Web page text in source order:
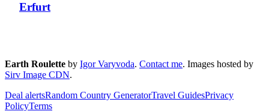
Erfurt
Earth Roulette by Igor Varyvoda. Contact me. Images hosted by
Sirv Image CDN.
Deal alertsRandom Country GeneratorTravel GuidesPrivacy
PolicyTerms